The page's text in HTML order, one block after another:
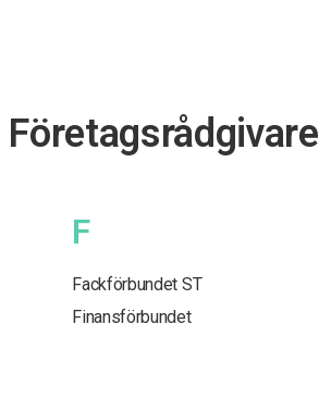
F
Fackförbundet ST
Finansförbundet